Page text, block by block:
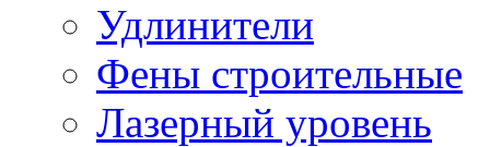
Удлинители
Фены строительные
Лазерный уровень